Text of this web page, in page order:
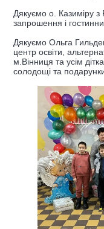
Дякуємо о. Казиміру з
запрошення і
Дякуємо Ольга
центр освіти,
м.Вінниця та усім
солодощі та